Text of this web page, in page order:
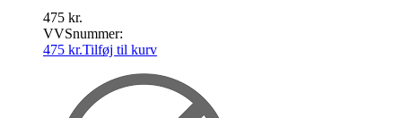
475 kr.
VVSnummer:
475 kr.Tilføj til kurv